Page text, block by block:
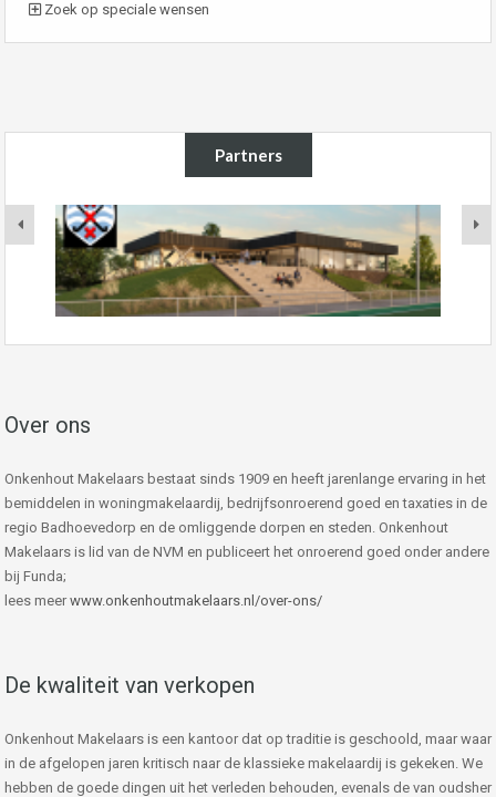
Zoek op speciale wensen
Partners
Over ons
Onkenhout Makelaars bestaat sinds 1909 en heeft jarenlange ervaring in het
bemiddelen in woningmakelaardij, bedrijfsonroerend goed en taxaties in de
regio Badhoevedorp en de omliggende dorpen en steden. Onkenhout
Makelaars is lid van de NVM en publiceert het onroerend goed onder andere
bij Funda;
lees meer www.onkenhoutmakelaars.nl/over-ons/
De kwaliteit van verkopen
Onkenhout Makelaars is een kantoor dat op traditie is geschoold, maar waar
in de afgelopen jaren kritisch naar de klassieke makelaardij is gekeken. We
hebben de goede dingen uit het verleden behouden, evenals de van oudsher